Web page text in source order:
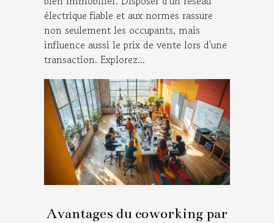
électrique fiable et aux normes rassure
non seulement les occupants, mais
influence aussi le prix de vente lors d'une
transaction. Explorez...
Avantages du coworking par